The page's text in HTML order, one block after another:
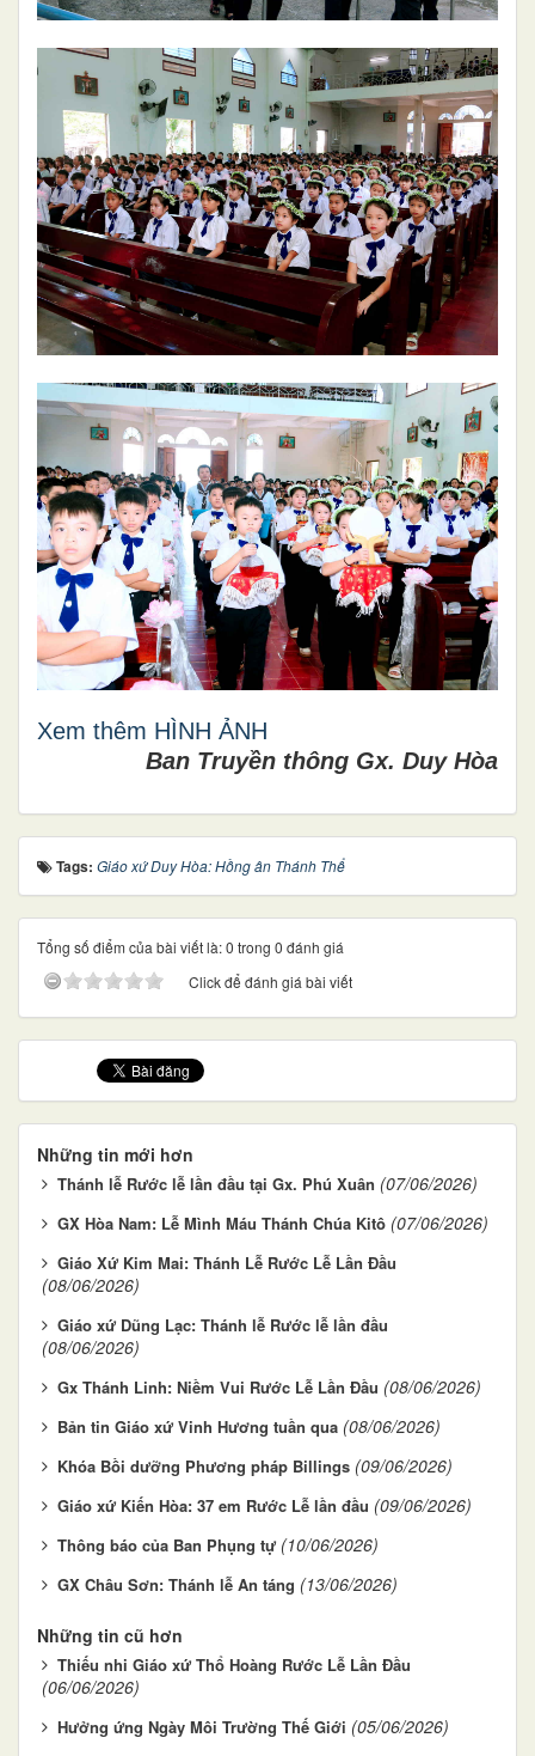
Xem thêm HÌNH ẢNH
Ban Truyền thông Gx. Duy Hòa
Tags: Giáo xứ Duy Hòa: Hồng ân Thánh Thể
Tổng số điểm của bài viết là: 0 trong 0 đánh giá
Click để đánh giá bài viết
Những tin mới hơn
Thánh lễ Rước lễ lần đầu tại Gx. Phú Xuân (07/06/2026)
GX Hòa Nam: Lễ Mình Máu Thánh Chúa Kitô (07/06/2026)
Giáo Xứ Kim Mai: Thánh Lễ Rước Lễ Lần Đầu
(08/06/2026)
Giáo xứ Dũng Lạc: Thánh lễ Rước lễ lần đầu
(08/06/2026)
Gx Thánh Linh: Niềm Vui Rước Lễ Lần Đầu (08/06/2026)
Bản tin Giáo xứ Vinh Hương tuần qua (08/06/2026)
Khóa Bồi dưỡng Phương pháp Billings (09/06/2026)
Giáo xứ Kiến Hòa: 37 em Rước Lễ lần đầu (09/06/2026)
Thông báo của Ban Phụng tự (10/06/2026)
GX Châu Sơn: Thánh lễ An táng (13/06/2026)
Những tin cũ hơn
Thiếu nhi Giáo xứ Thổ Hoàng Rước Lễ Lần Đầu
(06/06/2026)
Hưởng ứng Ngày Môi Trường Thế Giới (05/06/2026)